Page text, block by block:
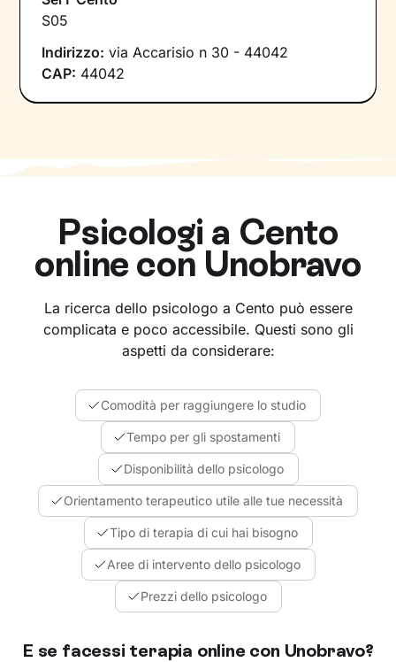
S05
Indirizzo: via Accarisio n 30 - 44042
CAP: 44042
Psicologi a Cento
online con Unobravo
La ricerca dello psicologo a Cento può essere
complicata e poco accessibile. Questi sono gli
aspetti da considerare:
Comodità per raggiungere lo studio
Tempo per gli spostamenti
Disponibilità dello psicologo
Orientamento terapeutico utile alle tue necessità
Tipo di terapia di cui hai bisogno
Aree di intervento dello psicologo
Prezzi dello psicologo
E se facessi terapia online con Unobravo?